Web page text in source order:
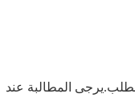
المطالبة عند